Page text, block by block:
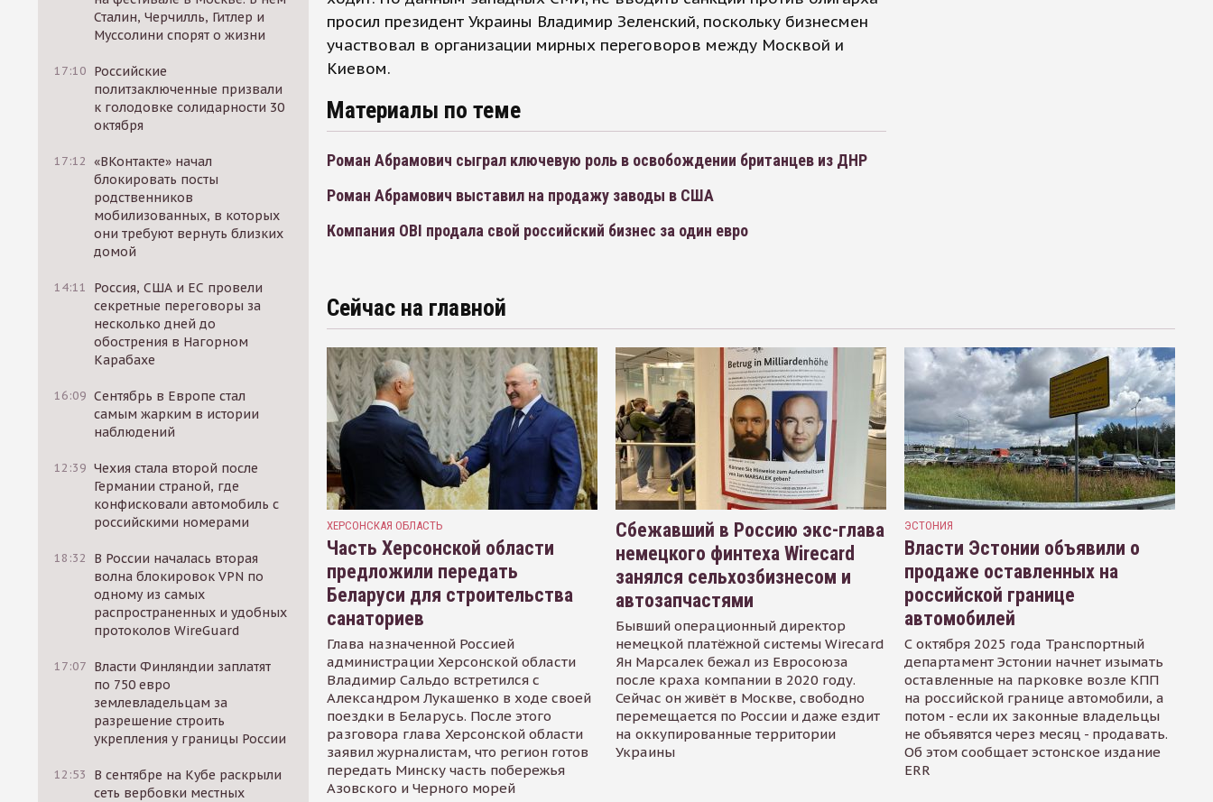
Сталин, Черчилль, Гитлер и
Муссолини спорят о жизни
17:10 Российские
политзаключенные призвали
к голодовке солидарности 30
октября
17:12 «ВКонтакте» начал
блокировать посты
родственников
мобилизованных, в которых
они требуют вернуть близких
домой
14:11
Россия, США и ЕС провели
секретные переговоры за
несколько дней до
обострения в Нагорном
Карабахе
16:09 Сентябрь в Европе стал
самым жарким в истории
наблюдений
12:39 Чехия стала второй после
Германии страной, где
конфисковали автомобиль с
российскими номерами
18:32
В России началась вторая
волна блокировок VPN по
одному из самых
распространенных и удобных
протоколов WireGuard
17:07 Власти Финляндии заплатят
по 750 евро
землевладельцам за
разрешение строить
укрепления у границы России
12:53
В сентябре на Кубе раскрыли
сеть вербовки местных
просил президент Украины Владимир Зеленский, поскольку бизнесмен
участвовал в организации мирных переговоров между Москвой и
Киевом.
Материалы по теме
Роман Абрамович сыграл ключевую роль в освобождении британцев из ДНР
Роман Абрамович выставил на продажу заводы в США
Компания OBI продала свой российский бизнес за один евро
Сейчас на главной
ХЕРСОНСКАЯ ОБЛАСТЬ
Часть Херсонской области
предложили передать
Беларуси для строительства
санаториев
Глава назначенной Россией
администрации Херсонской области
Владимир Сальдо встретился с
Александром Лукашенко в ходе своей
поездки в Беларусь. После этого
разговора глава Херсонской области
заявил журналистам, что регион готов
передать Минску часть побережья
Азовского и Черного морей
Сбежавший в Россию экс-глава
немецкого финтеха Wirecard
занялся сельхозбизнесом и
автозапчастями
Бывший операционный директор
немецкой платёжной системы Wirecard
Ян Марсалек бежал из Евросоюза
после краха компании в 2020 году.
Сейчас он живёт в Москве, свободно
перемещается по России и даже ездит
на оккупированные территории
Украины
ЭСТОНИЯ
Власти Эстонии объявили о
продаже оставленных на
российской границе
автомобилей
С октября 2025 года Транспортный
департамент Эстонии начнет изымать
оставленные на парковке возле КПП
на российской границе автомобили, а
потом - если их законные владельцы
не объявятся через месяц - продавать.
Об этом сообщает эстонское издание
ERR